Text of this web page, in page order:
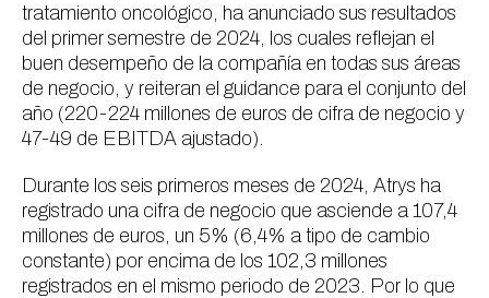
tratamiento oncológico, ha anunciado sus resultados
del primer semestre de 2024, los cuales reflejan el
buen desempeño de la compañía en todas sus áreas
de negocio, y reiteran el guidance para el conjunto del
año (220-224 millones de euros de cifra de negocio y
47-49 de EBITDA ajustado).
Durante los seis primeros meses de 2024, Atrys ha
registrado una cifra de negocio que asciende a 107,4
millones de euros, un 5% (6,4% a tipo de cambio
constante) por encima de los 102,3 millones
registrados en el mismo periodo de 2023. Por lo que